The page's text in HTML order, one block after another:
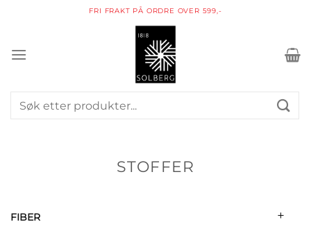
PAKKE I POSTKASSEN
Søk
etter:
STOFFER
FIBER